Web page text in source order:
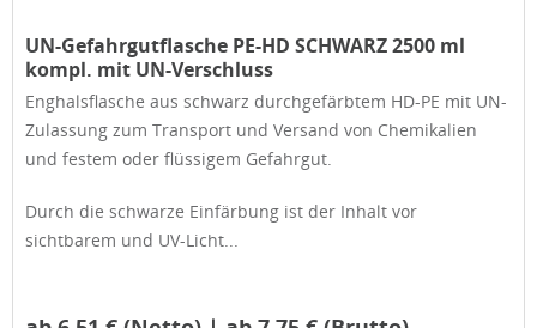
UN-Gefahrgutflasche PE-HD SCHWARZ 2500 ml
kompl. mit UN-Verschluss
Enghalsflasche aus schwarz durchgefärbtem HD-PE mit UN-
Zulassung zum Transport und Versand von Chemikalien
und festem oder flüssigem Gefahrgut.
Durch die schwarze Einfärbung ist der Inhalt vor
sichtbarem und UV-Licht...